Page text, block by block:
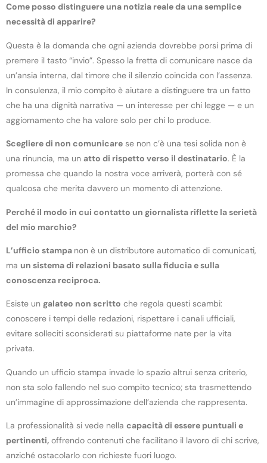
Come posso distinguere una notizia reale da una semplice
necessità di apparire?
Questa è la domanda che ogni azienda dovrebbe porsi prima di
premere il tasto “invio”. Spesso la fretta di comunicare nasce da
un’ansia interna, dal timore che il silenzio coincida con l’assenza.
In consulenza, il mio compito è aiutare a distinguere tra un fatto
che ha una dignità narrativa — un interesse per chi legge — e un
aggiornamento che ha valore solo per chi lo produce.
Scegliere di non comunicare se non c’è una tesi solida non è
una rinuncia, ma un atto di rispetto verso il destinatario. È la
promessa che quando la nostra voce arriverà, porterà con sé
qualcosa che merita davvero un momento di attenzione.
Perché il modo in cui contatto un giornalista riflette la serietà
del mio marchio?
L’ufficio stampa non è un distributore automatico di comunicati,
ma un sistema di relazioni basato sulla fiducia e sulla
conoscenza reciproca.
Esiste un galateo non scritto che regola questi scambi:
conoscere i tempi delle redazioni, rispettare i canali ufficiali,
evitare solleciti sconsiderati su piattaforme nate per la vita
privata.
Quando un ufficio stampa invade lo spazio altrui senza criterio,
non sta solo fallendo nel suo compito tecnico; sta trasmettendo
un’immagine di approssimazione dell’azienda che rappresenta.
La professionalità si vede nella capacità di essere puntuali e
pertinenti, offrendo contenuti che facilitano il lavoro di chi scrive,
anziché ostacolarlo con richieste fuori luogo.